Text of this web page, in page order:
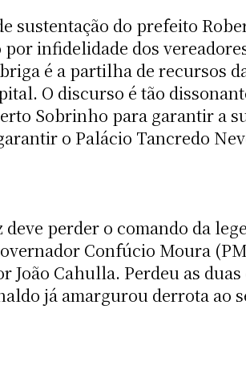
sustentação do prefeito
infidelidade dos
é a partilha de recursos
O discurso é tão
Sobrinho para garantir a
o Palácio Tancredo
perder o comando da
Confúcio Moura
Cahulla. Perdeu as
já amargurou derrota ao